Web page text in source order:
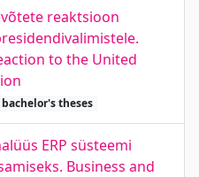
reaktsioon
to the United
bachelor's theses
ERP süsteemi
Business and